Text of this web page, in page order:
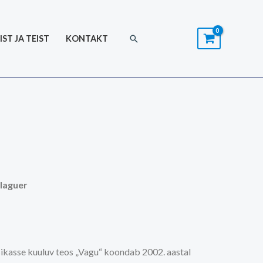
JA TEIST KONTAKT Search
kuuluv teos „Vagu“ koondab 2002. aastal